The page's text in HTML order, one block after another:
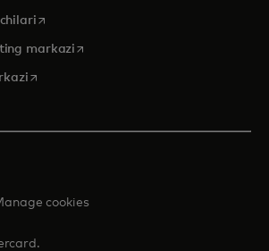
opens in a new tab
markazi opens in a new tab
opens in a new tab
cookies